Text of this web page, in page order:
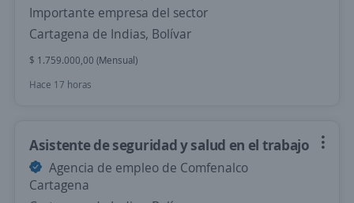
Importante empresa del sector
Cartagena de Indias, Bolívar
$ 1.759.000,00 (Mensual)
Hace 17 horas
Asistente de seguridad y salud en el trabajo
Agencia de empleo de Comfenalco
Cartagena